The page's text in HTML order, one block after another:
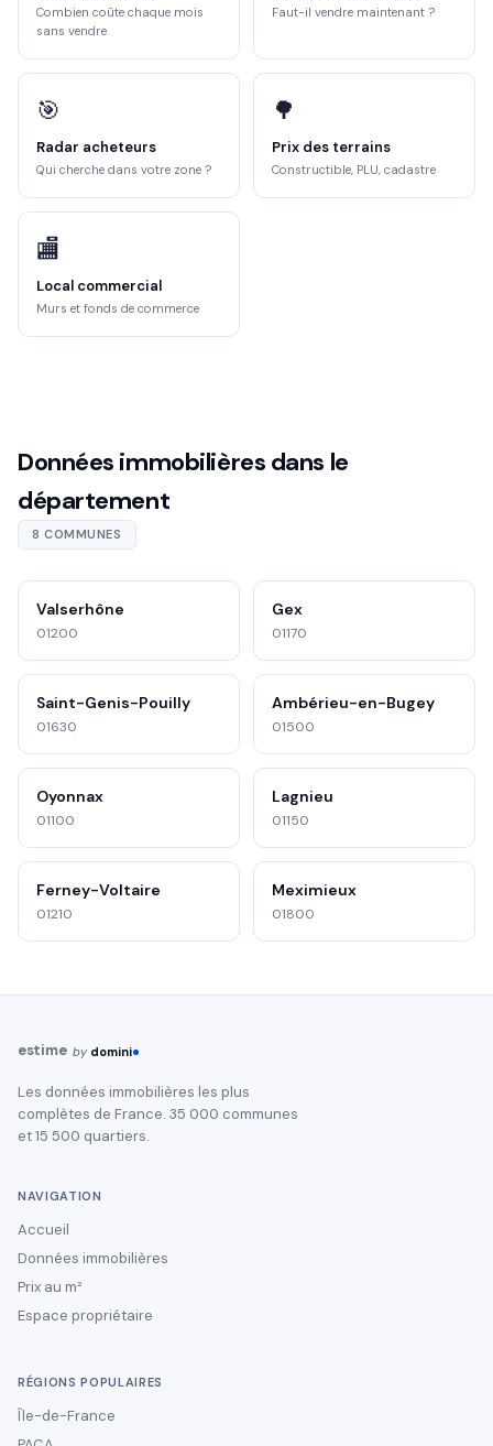
Combien coûte chaque mois
sans vendre
Faut-il vendre maintenant ?
🎯
Radar acheteurs
Qui cherche dans votre zone ?
🌳
Prix des terrains
Constructible, PLU, cadastre
🏬
Local commercial
Murs et fonds de commerce
Données immobilières dans le
département
8 COMMUNES
Valserhône
01200
Gex
01170
Saint-Genis-Pouilly
01630
Ambérieu-en-Bugey
01500
Oyonnax
01100
Lagnieu
01150
Ferney-Voltaire
01210
Meximieux
01800
estime by domini
Les données immobilières les plus
complètes de France. 35 000 communes
et 15 500 quartiers.
NAVIGATION
Accueil
Données immobilières
Prix au m²
Espace propriétaire
RÉGIONS POPULAIRES
Île-de-France